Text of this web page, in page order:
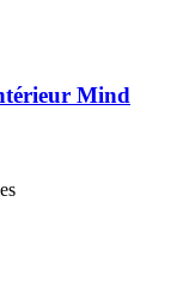
Mind